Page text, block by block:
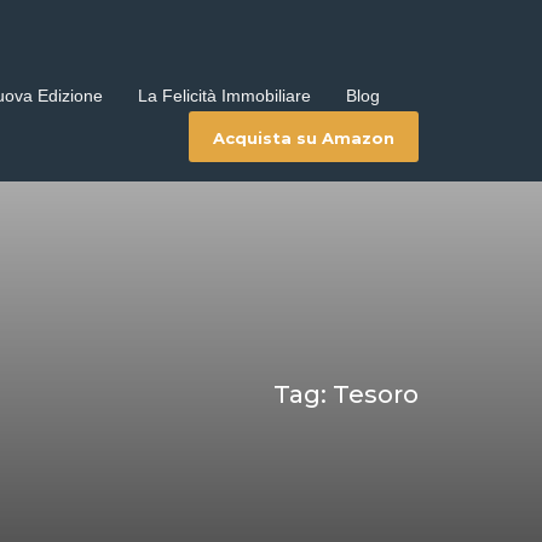
Edizione La Felicità Immobiliare Blog
Acquista su Amazon
Tag: Tesoro